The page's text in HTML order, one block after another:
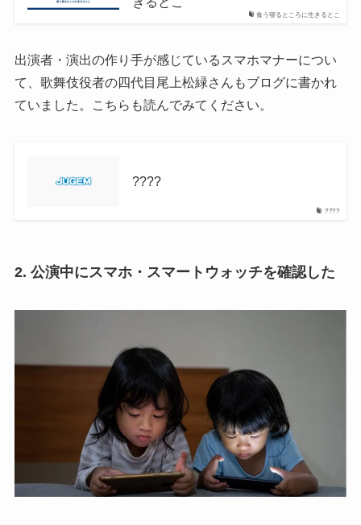
食う寝るところに生きるとこ
出演者・演出の作り手が感じているスマホマナーについ
て、歌舞伎役者の四代目尾上松緑さんもブログに書かれ
ていました。こちらも読んでみてください。
????
????
2. 公演中にスマホ・スマートウォッチを確認した